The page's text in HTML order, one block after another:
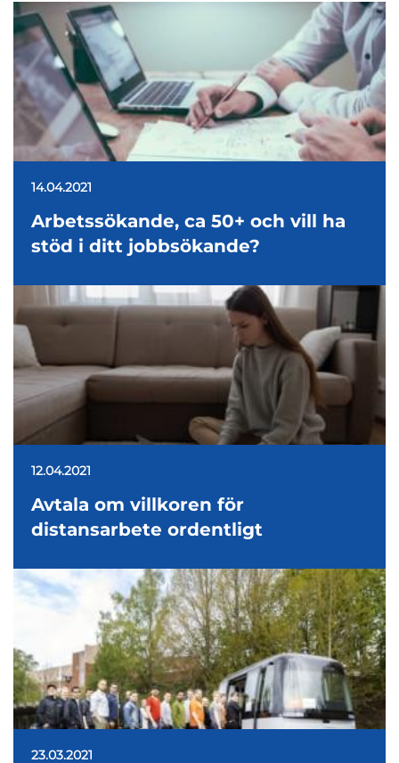
14.04.2021
Arbetssökande, ca 50+ och vill ha
stöd i ditt jobbsökande?
12.04.2021
Avtala om villkoren för
distansarbete ordentligt
23.03.2021